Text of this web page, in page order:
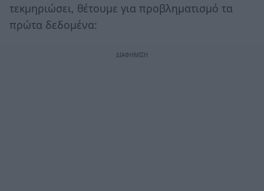
τεκμηριώσει, θέτουμε για προβληματισμό τα
πρώτα δεδομένα: